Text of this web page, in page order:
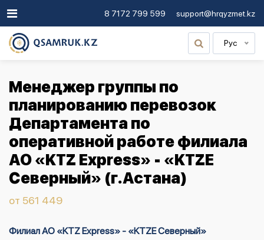
8 7172 799 599 support@hrqyzmet.kz
Рус
Менеджер группы по
планированию перевозок
Департамента по
оперативной работе филиала
АО «KTZ Express» - «KTZE
Северный» (г.Астана)
от 561 449
Филиал АО «KTZ Express» - «KTZE Северный»